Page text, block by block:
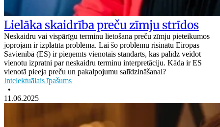
Lielāka skaidrība preču zīmju strīdos
Neskaidru vai vispārīgu terminu lietošana preču zīmju pieteikumos
joprojām ir izplatīta problēma. Lai šo problēmu risinātu Eiropas
Savienībā (ES) ir pieņemts vienotais standarts, kas palīdz veidot
vienotu izpratni par neskaidru terminu interpretāciju. Kāda ir ES
vienotā pieeja preču un pakalpojumu salīdzināšanai?
Intelektuālais īpašums
•
11.06.2025